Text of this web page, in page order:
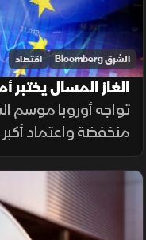
الشرق Bloomberg اقتصاد
الغاز المسال يختبر
الشتاء
تواجه أوروبا موسم
منخفضة واعتماد
المسال، وسط
الشحنات، ما يعزز